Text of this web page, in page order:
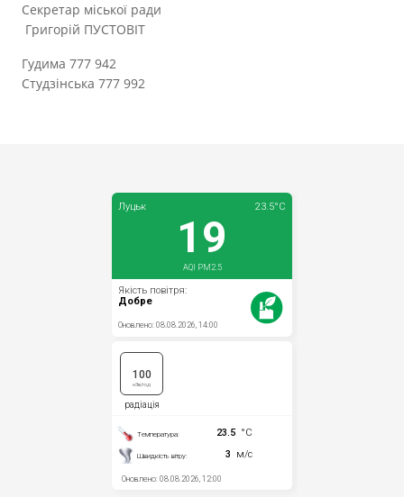
Секретар міської ради
Григорій ПУСТОВІТ
Гудима 777 942
Студзінська 777 992